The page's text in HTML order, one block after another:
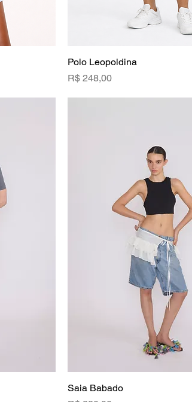
Visualização rápida
Polo Leopoldina
Preço
R$ 248,00
Visualização rápida
Saia Babado